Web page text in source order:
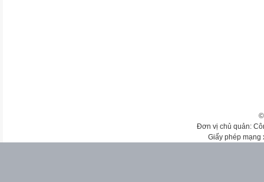
Đơn vị chủ quản:
Giấy phép mạng